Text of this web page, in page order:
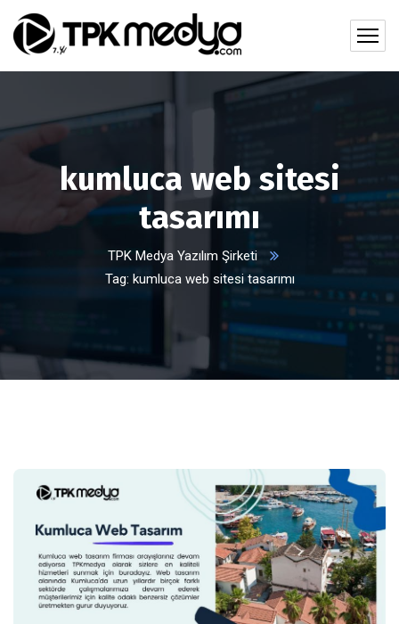
kumluca web sitesi
tasarımı
TPK Medya Yazılım Şirketi
Tag: kumluca web sitesi tasarımı